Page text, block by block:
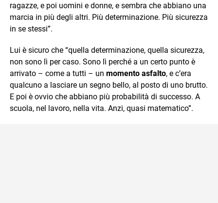
ragazze, e poi uomini e donne, e sembra che abbiano una
marcia in più degli altri. Più determinazione. Più sicurezza
in se stessi”.
Lui è sicuro che “quella determinazione, quella sicurezza,
non sono lì per caso. Sono lì perché a un certo punto è
arrivato – come a tutti – un momento asfalto, e c’era
qualcuno a lasciare un segno bello, al posto di uno brutto.
E poi è ovvio che abbiano più probabilità di successo. A
scuola, nel lavoro, nella vita. Anzi, quasi matematico”.